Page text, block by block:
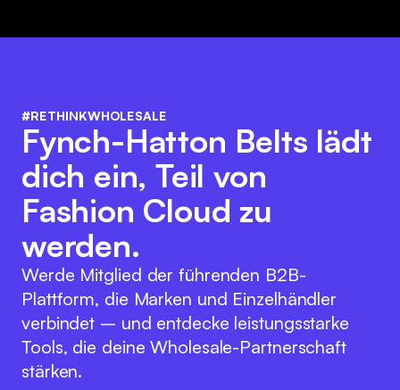
#RETHINKWHOLESALE
Fynch-Hatton Belts lädt
dich ein, Teil von
Fashion Cloud zu
werden.
Werde Mitglied der führenden B2B-
Plattform, die Marken und Einzelhändler
verbindet – und entdecke leistungsstarke
Tools, die deine Wholesale-Partnerschaft
stärken.